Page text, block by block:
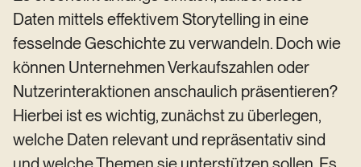
Daten mittels effektivem Storytelling in eine
fesselnde Geschichte zu verwandeln. Doch wie
können Unternehmen Verkaufszahlen oder
Nutzerinteraktionen anschaulich präsentieren?
Hierbei ist es wichtig, zunächst zu überlegen,
welche Daten relevant und repräsentativ sind